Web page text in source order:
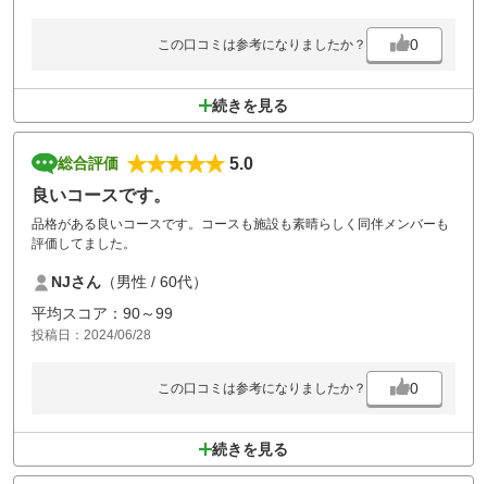
この口コミは参考になりましたか？ 0
続きを見る
総合評価
5.0
良いコースです。
品格がある良いコースです。コースも施設も素晴らしく同伴メンバーも
評価してました。
NJさん （男性 / 60代）
平均スコア：90～99
投稿日：2024/06/28
この口コミは参考になりましたか？ 0
続きを見る